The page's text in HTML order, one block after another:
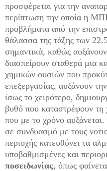
προσφέρεται για την
περίπτωση την οποία η
προβλήματα από την
θάλασσα της τάξης των
σημαντικά, καθώς
διασπείρουν σταθερά μια
χημικών ουσιών που
επεξεργασίας, αυξάνουν
ίσως το χειρότερο,
βυθό που καταστρέφουν τη
που με το χρόνο
σε συνδυασμό με τους
περιοχής κατευθύνει τα
υποβαθμισμένες και
ποσειδωνίας, όπως